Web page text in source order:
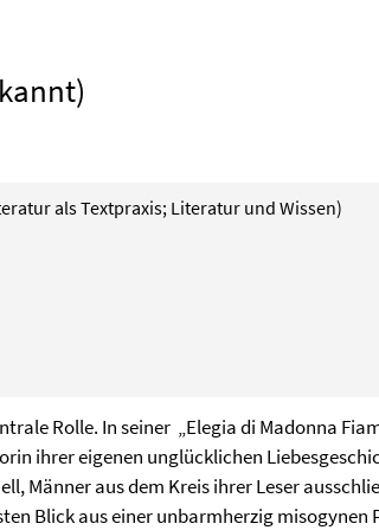
als Textpraxis; Literatur und Wissen)
Rolle. In seiner „Elegia di Madonna
ihrer eigenen unglücklichen
Männer aus dem Kreis ihrer Leser
Blick aus einer unbarmherzig misogynen